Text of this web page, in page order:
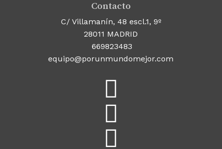
Contacto
C/ Villamanín, 48 escl.1, 9º
28011 MADRID
669823483
equipo@porunmundomejor.com